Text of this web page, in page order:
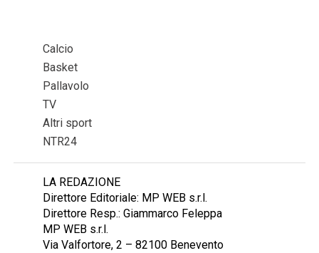
Calcio
Basket
Pallavolo
TV
Altri sport
NTR24
LA REDAZIONE
Direttore Editoriale: MP WEB s.r.l.
Direttore Resp.: Giammarco Feleppa
MP WEB s.r.l.
Via Valfortore, 2 – 82100 Benevento